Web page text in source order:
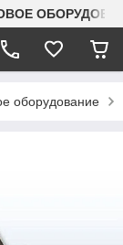
оборудование